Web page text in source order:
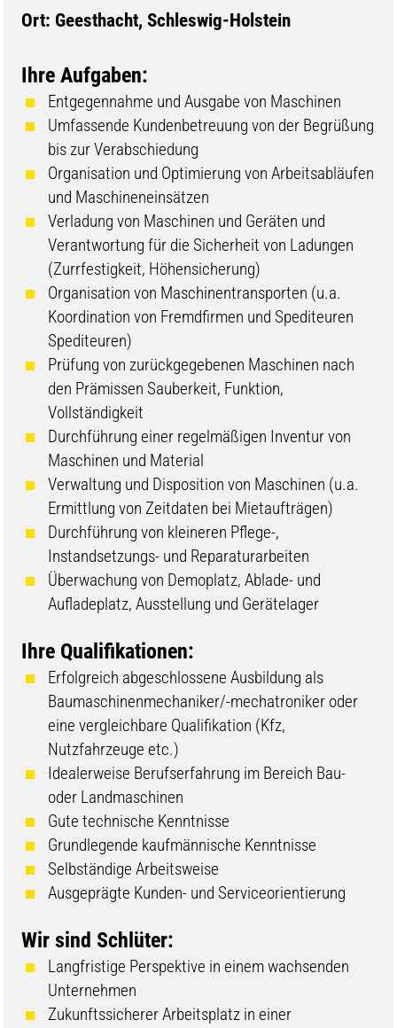
Ort: Geesthacht, Schleswig-Holstein
Ihre Aufgaben:
Entgegennahme und Ausgabe von Maschinen
Umfassende Kundenbetreuung von der Begrüßung
bis zur Verabschiedung
Organisation und Optimierung von Arbeitsabläufen
und Maschineneinsätzen
Verladung von Maschinen und Geräten und
Verantwortung für die Sicherheit von Ladungen
(Zurrfestigkeit, Höhensicherung)
Organisation von Maschinentransporten (u.a.
Koordination von Fremdfirmen und Spediteuren
Spediteuren)
Prüfung von zurückgegebenen Maschinen nach
den Prämissen Sauberkeit, Funktion,
Vollständigkeit
Durchführung einer regelmäßigen Inventur von
Maschinen und Material
Verwaltung und Disposition von Maschinen (u.a.
Ermittlung von Zeitdaten bei Mietaufträgen)
Durchführung von kleineren Pflege-,
Instandsetzungs- und Reparaturarbeiten
Überwachung von Demoplatz, Ablade- und
Aufladeplatz, Ausstellung und Gerätelager
Ihre Qualifikationen:
Erfolgreich abgeschlossene Ausbildung als
Baumaschinenmechaniker/-mechatroniker oder
eine vergleichbare Qualifikation (Kfz,
Nutzfahrzeuge etc.)
Idealerweise Berufserfahrung im Bereich Bau-
oder Landmaschinen
Gute technische Kenntnisse
Grundlegende kaufmännische Kenntnisse
Selbständige Arbeitsweise
Ausgeprägte Kunden- und Serviceorientierung
Wir sind Schlüter:
Langfristige Perspektive in einem wachsenden
Unternehmen
Zukunftssicherer Arbeitsplatz in einer